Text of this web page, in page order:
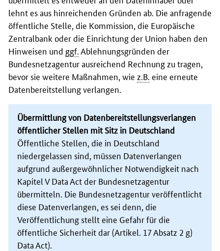
lehnt es aus hinreichenden Gründen ab. Die anfragende
öffentliche Stelle, die Kommission, die Europäische
Zentralbank oder die Einrichtung der Union haben den
Hinweisen und ggf.Ablehnungsgründen der
Bundesnetzagentur ausreichend Rechnung zu tragen,
bevor sie weitere Maßnahmen, wie z.B. eine erneute
Datenbereitstellung verlangen.
Übermittlung von Datenbereitstellungsverlangen
öffentlicher Stellen mit Sitz in Deutschland
Öffentliche Stellen, die in Deutschland
niedergelassen sind, müssen Datenverlangen
aufgrund außergewöhnlicher Notwendigkeit nach
Kapitel V Data Act der Bundesnetzagentur
übermitteln. Die Bundesnetzagentur veröffentlicht
diese Datenverlangen, es sei denn, die
Veröffentlichung stellt eine Gefahr für die
öffentliche Sicherheit dar (Artikel. 17 Absatz 2 g)
Data Act).